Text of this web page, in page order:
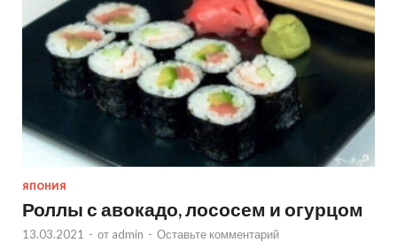
ЯПОНИЯ
Роллы с авокадо, лососем и огурцом
13.03.2021 - от admin - Оставьте комментарий